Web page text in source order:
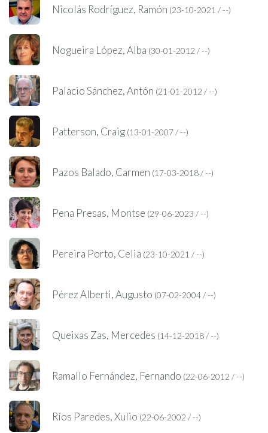
Nicolás Rodríguez, Ramón (23-10-2021 / --)
Nogueira López, Alba (30-01-2012 / --)
Palacio Sánchez, Antón (21-01-2012 / --)
Patterson, Craig (13-01-2007 / --)
Pazos Balado, Carmen (17-03-2018 / --)
Pena Presas, Montse (29-06-2023 / --)
Pereira Porto, Celia (23-10-2021 / --)
Pérez Alberti, Augusto (07-02-2004 / --)
Queixas Zas, Mercedes (14-12-2018 / --)
Ramallo Fernández, Fernando (22-06-2012 / --)
Ríos Paredes, Xulio (22-06-2002 / --)